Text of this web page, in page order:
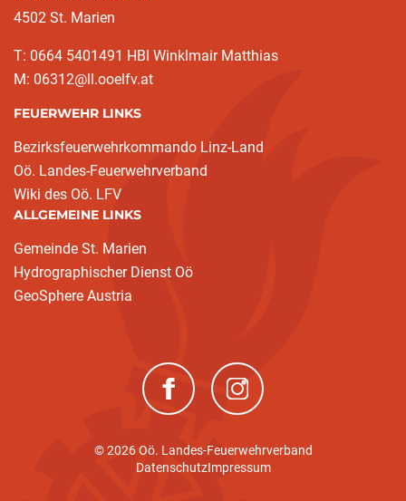
4502 St. Marien
T: 0664 5401491 HBI Winklmair Matthias
M: 06312@ll.ooelfv.at
FEUERWEHR LINKS
Bezirksfeuerwehrkommando Linz-Land
Oö. Landes-Feuerwehrverband
Wiki des Oö. LFV
ALLGEMEINE LINKS
Gemeinde St. Marien
Hydrographischer Dienst Oö
GeoSphere Austria
(neues Fenster)(neues Fenster)
© 2026 Oö. Landes-Feuerwehrverband
DatenschutzImpressum